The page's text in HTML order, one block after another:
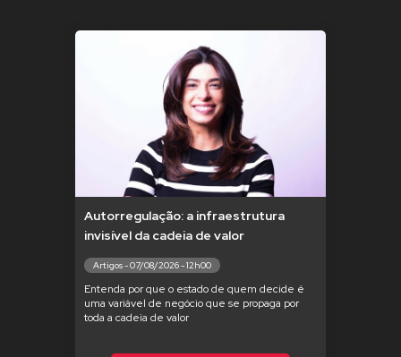
Autorregulação: a infraestrutura
invisível da cadeia de valor
Artigos - 07/08/2026 - 12h00
Entenda por que o estado de quem decide é
uma variável de negócio que se propaga por
toda a cadeia de valor